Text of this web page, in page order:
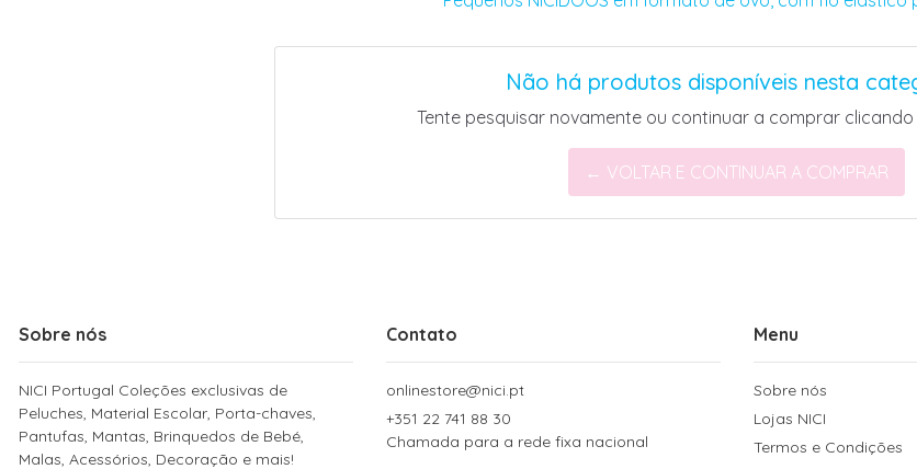
Não há produtos disponíveis nesta
Tente pesquisar novamente ou continuar a comprar
← VOLTAR E CONTINUAR A COMPRAR
Sobre nós
NICI Portugal Coleções exclusivas de
Peluches, Material Escolar, Porta-chaves,
Pantufas, Mantas, Brinquedos de Bebé,
Malas, Acessórios, Decoração e mais!
Contato
onlinestore@nici.pt
+351 22 741 88 30
Chamada para a rede fixa nacional
Menu
Sobre nós
Lojas NICI
Termos e Condições